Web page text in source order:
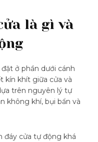
là gì và
ở phần dưới cánh
kín khít giữa cửa và
trên nguyên lý tự
không khí, bụi bẩn và
đáy cửa tự động khá